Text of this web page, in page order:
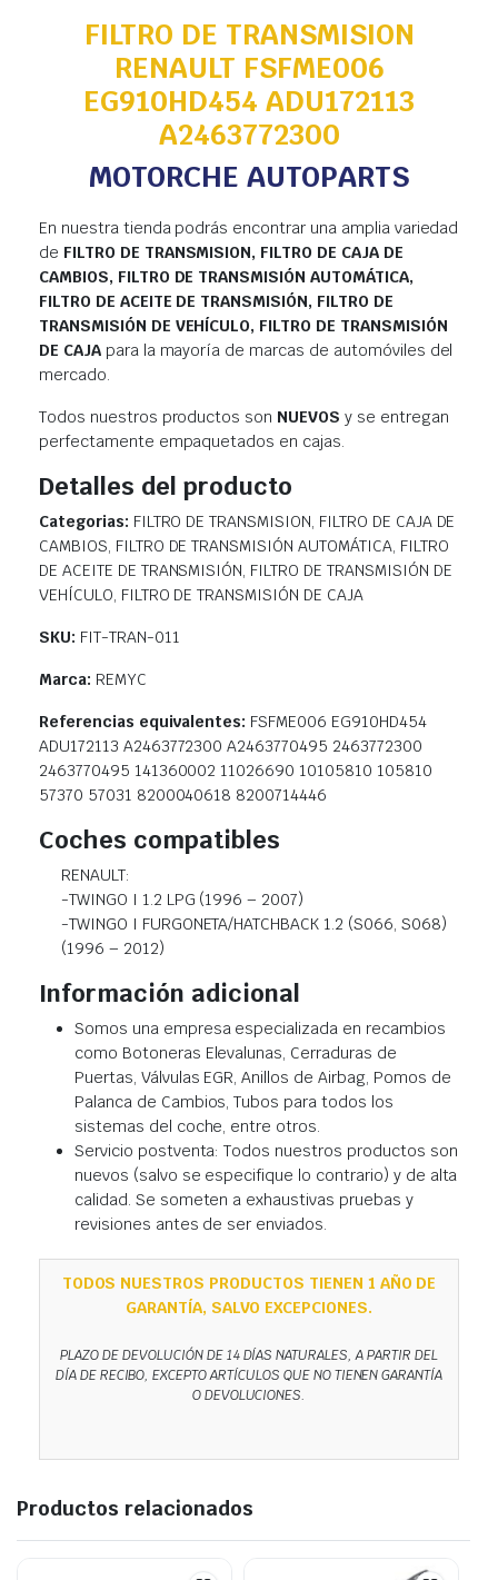
FILTRO DE TRANSMISION
RENAULT FSFME006
EG910HD454 ADU172113
A2463772300
MOTORCHE AUTOPARTS
En nuestra tienda podrás encontrar una amplia variedad
de FILTRO DE TRANSMISION, FILTRO DE CAJA DE
CAMBIOS, FILTRO DE TRANSMISIÓN AUTOMÁTICA,
FILTRO DE ACEITE DE TRANSMISIÓN, FILTRO DE
TRANSMISIÓN DE VEHÍCULO, FILTRO DE TRANSMISIÓN
DE CAJApara la mayoría de marcas de automóviles del
mercado.
Todos nuestros productos son NUEVOS y se entregan
perfectamente empaquetados en cajas.
Detalles del producto
Categorias: FILTRO DE TRANSMISION, FILTRO DE CAJA DE
CAMBIOS, FILTRO DE TRANSMISIÓN AUTOMÁTICA, FILTRO
DE ACEITE DE TRANSMISIÓN, FILTRO DE TRANSMISIÓN DE
VEHÍCULO, FILTRO DE TRANSMISIÓN DE CAJA
SKU: FIT-TRAN-011
Marca: REMYC
Referencias equivalentes: FSFME006 EG910HD454
ADU172113 A2463772300 A2463770495 2463772300
2463770495 141360002 11026690 10105810 105810
57370 57031 8200040618 8200714446
Coches compatibles
RENAULT:
-TWINGO I 1.2 LPG (1996 – 2007)
-TWINGO I FURGONETA/HATCHBACK 1.2 (S066, S068)
(1996 – 2012)
Información adicional
Somos una empresa especializada en recambios
como Botoneras Elevalunas, Cerraduras de
Puertas, Válvulas EGR, Anillos de Airbag, Pomos de
Palanca de Cambios, Tubos para todos los
sistemas del coche, entre otros.
Servicio postventa: Todos nuestros productos son
nuevos (salvo se especifique lo contrario) y de alta
calidad. Se someten a exhaustivas pruebas y
revisiones antes de ser enviados.
TODOS NUESTROS PRODUCTOS TIENEN 1 AÑO DE
GARANTÍA, SALVO EXCEPCIONES.
PLAZO DE DEVOLUCIÓN DE 14 DÍAS NATURALES, A PARTIR DEL
DÍA DE RECIBO, EXCEPTO ARTÍCULOS QUE NO TIENEN GARANTÍA
O DEVOLUCIONES.
Productos relacionados